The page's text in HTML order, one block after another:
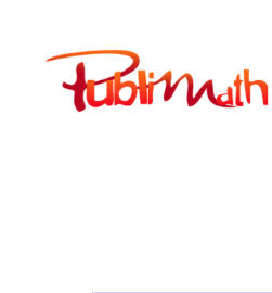
contenuPublimath